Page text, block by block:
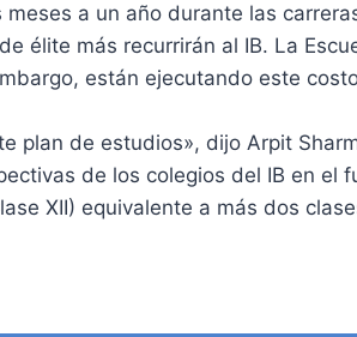
a un año durante las
élite más recurrirán al IB. La
están ejecutando este
de estudios», dijo Arpit
de los colegios del IB en el
XII) equivalente a más dos